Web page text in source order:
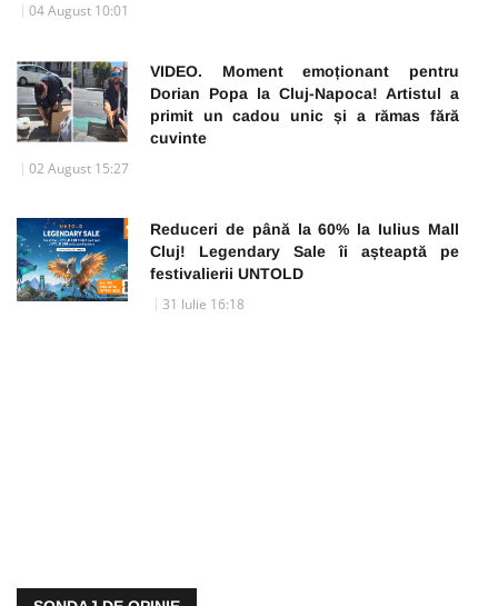
04 August 10:01
VIDEO. Moment emoționant pentru
Dorian Popa la Cluj-Napoca! Artistul a
primit un cadou unic și a rămas fără
cuvinte
02 August 15:27
Reduceri de până la 60% la Iulius Mall
Cluj! Legendary Sale îi așteaptă pe
festivalierii UNTOLD
31 Iulie 16:18